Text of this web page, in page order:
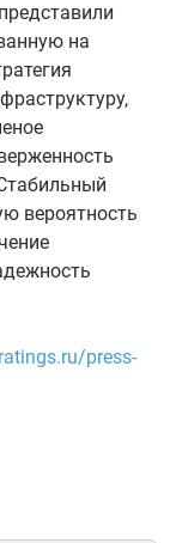
на
вероятность
press-